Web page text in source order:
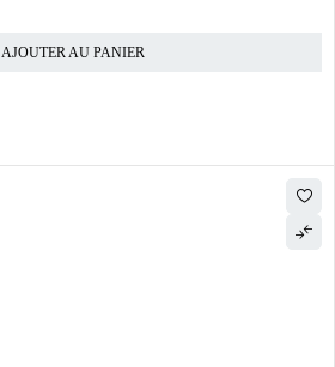
AJOUTER AU PANIER